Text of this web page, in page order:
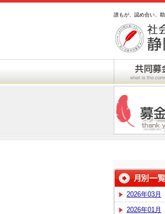
誰もが、認め合い、
2026年03月
2026年01月